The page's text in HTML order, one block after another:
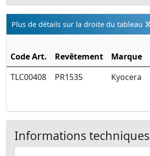
Plus de détails sur la droite du tableau
Code Art. Revêtement Marque
TLC00408
PR1535 Kyocera
Informations techniques